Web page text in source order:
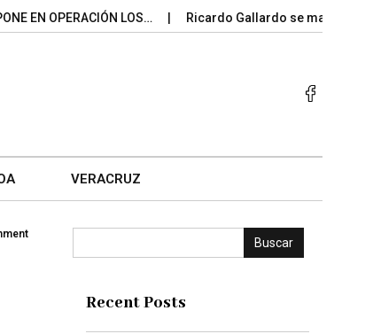
OPERACIÓN LOS… Ricardo Gallardo se mantiene entre
VERACRUZ
Buscar
Recent Posts